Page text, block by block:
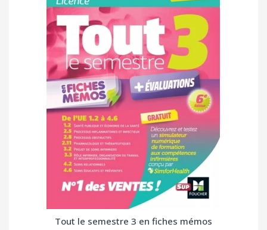
Tout le semestre 3 en fiches mémos